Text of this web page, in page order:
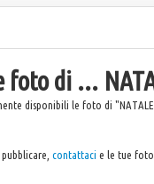
foto di ...
disponibili le foto di "NATALE
pubblicare,contattaci e le tue foto